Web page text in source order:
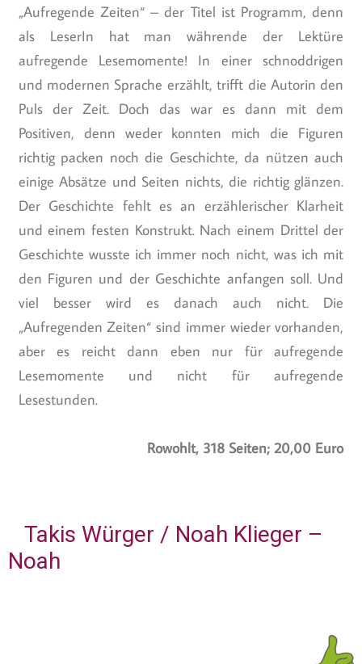
„Aufregende Zeiten“ – der Titel ist Programm, denn
als LeserIn hat man währende der Lektüre
aufregende Lesemomente! In einer schnoddrigen
und modernen Sprache erzählt, trifft die Autorin den
Puls der Zeit. Doch das war es dann mit dem
Positiven, denn weder konnten mich die Figuren
richtig packen noch die Geschichte, da nützen auch
einige Absätze und Seiten nichts, die richtig glänzen.
Der Geschichte fehlt es an erzählerischer Klarheit
und einem festen Konstrukt. Nach einem Drittel der
Geschichte wusste ich immer noch nicht, was ich mit
den Figuren und der Geschichte anfangen soll. Und
viel besser wird es danach auch nicht. Die
„Aufregenden Zeiten“ sind immer wieder vorhanden,
aber es reicht dann eben nur für aufregende
Lesemomente und nicht für aufregende
Lesestunden.
Rowohlt, 318 Seiten; 20,00 Euro
Takis Würger / Noah Klieger –
Noah